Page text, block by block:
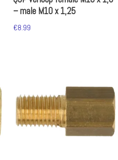
– male M10 x 1,25
€8.99